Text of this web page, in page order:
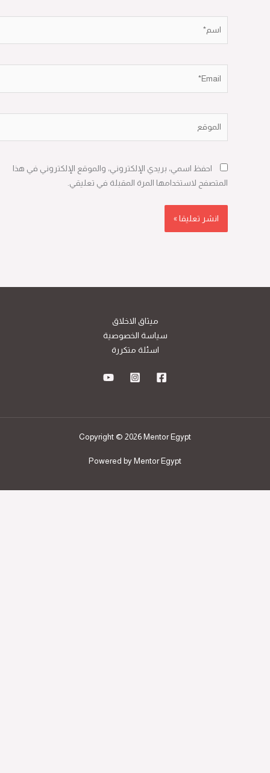
احفظ اسمي، بريدي الإلكتروني، والموقع الإلكتروني في هذا
المتصفح لاستخدامها المرة المقبلة في تعليقي.
ميثاق الاخلاق
سياسة الخصوصية
اسئلة متكررة
Copyright © 2026 Mentor Egypt
Powered by Mentor Egypt